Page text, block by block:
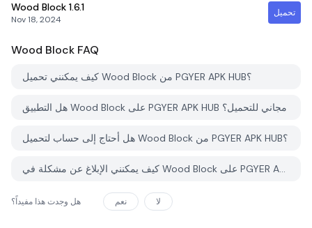
Wood Block 1.6.1
Nov 18, 2024
تحميل
Wood Block FAQ
كيف يمكنني تحميل Wood Block من PGYER APK HUB؟
هل التطبيق Wood Block على PGYER APK HUB مجاني للتحميل؟
هل أحتاج إلى حساب لتحميل Wood Block من PGYER APK HUB؟
كيف يمكنني الإبلاغ عن مشكلة في Wood Block على PGYER APK HUB؟
هل وجدت هذا مفيداً؟ نعم لا